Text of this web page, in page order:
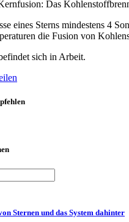
Das
eines Sterns mindestens 4
die Fusion von
sich in Arbeit.
Sternen und das System dahinter